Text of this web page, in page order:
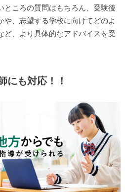
ところの質問はもちろん、受験後
や、志望する学校に向けてどのよ
ど、より具体的なアドバイスを受
にも対応！！